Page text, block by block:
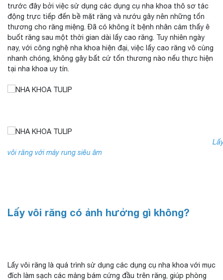
trước đây bởi việc sử dụng các dụng cụ nha khoa thô sơ tác
động trực tiếp đến bề mặt răng và nướu gây nên những tổn
thương cho răng miệng. Đã có không ít bệnh nhân cảm thấy ê
buốt răng sau một thời gian dài lấy cao răng. Tuy nhiên ngày
nay, với công nghệ nha khoa hiện đại, việc lấy cao răng vô cùng
nhanh chóng, không gây bất cứ tổn thương nào nếu thực hiện
tại nha khoa uy tín.
vôi răng với máy rung siêu âm
Lấy vôi răng có ảnh hưởng gì không?
Lấy vôi răng là quá trình sử dụng các dụng cụ nha khoa với mục
đích làm sạch các mảng bám cứng đầu trên răng, giúp phòng